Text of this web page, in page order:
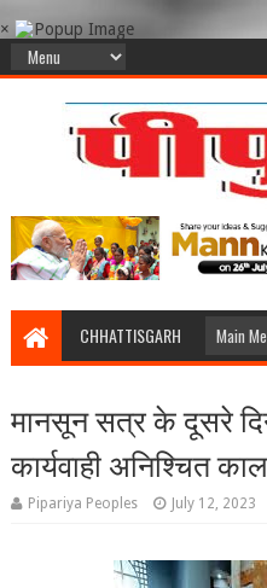
×
CHHATTISGARH
मानसून सत्र के दूसरे
कार्यवाही अनिश्‍चित
Pipariya Peoples July 12, 2023